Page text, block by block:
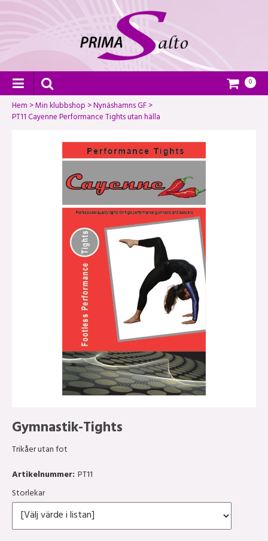
0
Hem >Min klubbshop >Nynäshamns GF>
PT11 Cayenne Performance Tights utan hälla
Gymnastik-Tights
Trikåer utan fot
Artikelnummer: PT11
Storlekar